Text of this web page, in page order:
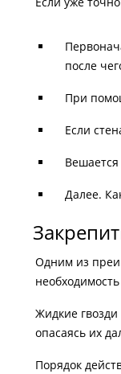
после
При
Если
Далее.
Одним из
Жидкие
опасаясь их
Порядок